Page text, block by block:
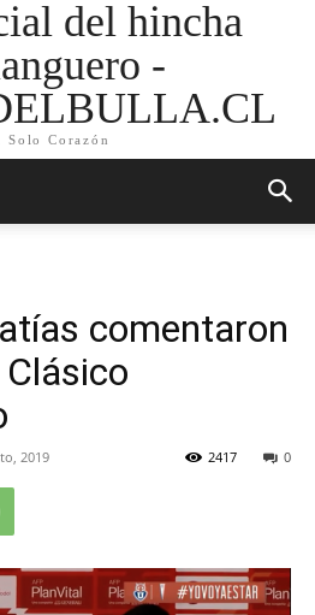
del hincha
-
Solo Corazón
comentaron
2019 0
2417